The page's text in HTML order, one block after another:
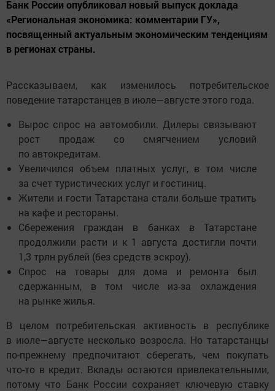
Банк России опубликовал новый выпуск доклада
«Региональная экономика: комментарии ГУ»,
посвященный актуальным экономическим тенденциям
в регионах страны.
Рассказываем, как изменилось потребительское
поведение татарстанцев в июле—августе этого года.
Вырос спрос на автомобили. Дилеры связывают
рост продаж со смягчением условий
по автокредитам.
Увеличился объем платных услуг, в том числе
за счет туристических услуг и гостиниц.
Жители и гости Татарстана стали больше тратить
на кафе и рестораны.
Сбережения граждан в банках в Татарстане
продолжили расти и к 1 августа достигли почти
1,3 трлн рублей (без средств эскроу).
Спрос на товары для дома и ремонта был
сдержанным, в том числе из-за охлаждения
на рынке жилья.
В целом потребительская активность в республике
в июле—августе несколько возросла. Но татарстанцы
по-прежнему предпочитают сберегать, чем покупать
что-то в кредит. Вклады остаются привлекательными,
потому что Банк России сохраняет ключевую ставку